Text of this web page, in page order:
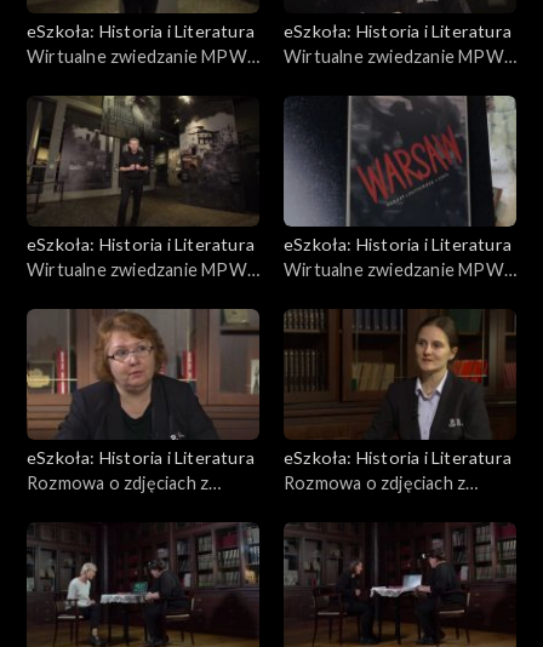
eSzkoła: Historia i Literatura
Wirtualne zwiedzanie MPW,
eSzkoła: Historia i Literatura
Wirtualne zwiedzanie MPW,
eSzkoła: Historia i Literatura
Wirtualne zwiedzanie MPW,
eSzkoła: Historia i Literatura
Wirtualne zwiedzanie MPW,
eSzkoła: Historia i Literatura
Rozmowa o zdjęciach z
eSzkoła: Historia i Literatura
Rozmowa o zdjęciach z